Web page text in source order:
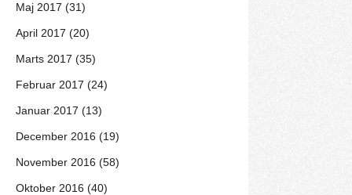
Maj 2017 (31)
April 2017 (20)
Marts 2017 (35)
Februar 2017 (24)
Januar 2017 (13)
December 2016 (19)
November 2016 (58)
Oktober 2016 (40)